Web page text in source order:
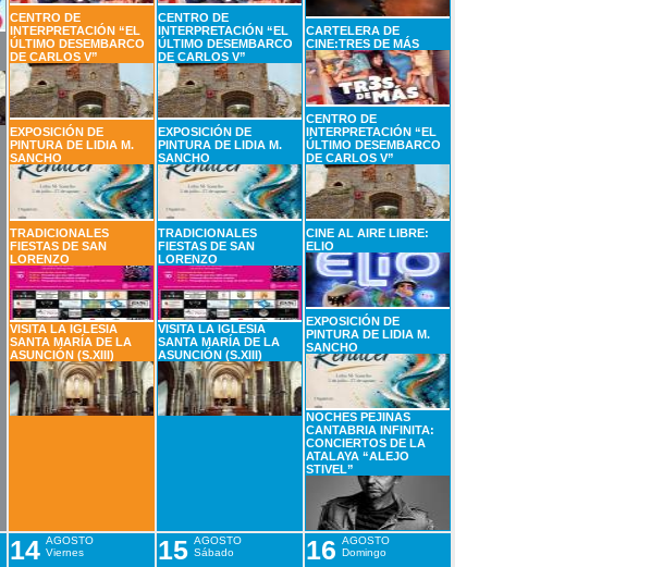
CENTRO DE
INTERPRETACIÓN “EL
ÚLTIMO DESEMBARCO
DE CARLOS V”
EXPOSICIÓN DE
PINTURA DE LIDIA M.
SANCHO
TRADICIONALES
FIESTAS DE SAN
LORENZO
VISITA LA IGLESIA
SANTA MARÍA DE LA
ASUNCIÓN (S.XIII)
CENTRO DE
INTERPRETACIÓN “EL
ÚLTIMO DESEMBARCO
DE CARLOS V”
EXPOSICIÓN DE
PINTURA DE LIDIA M.
SANCHO
TRADICIONALES
FIESTAS DE SAN
LORENZO
VISITA LA IGLESIA
SANTA MARÍA DE LA
ASUNCIÓN (S.XIII)
CARTELERA DE
CINE:TRES DE MÁS
CENTRO DE
INTERPRETACIÓN “EL
ÚLTIMO DESEMBARCO
DE CARLOS V”
CINE AL AIRE LIBRE:
ELIO
EXPOSICIÓN DE
PINTURA DE LIDIA M.
SANCHO
NOCHES PEJINAS
CANTABRIA INFINITA:
CONCIERTOS DE LA
ATALAYA “ALEJO
STIVEL”
14 AGOSTO
Viernes
15 AGOSTO
Sábado
16 AGOSTO
Domingo